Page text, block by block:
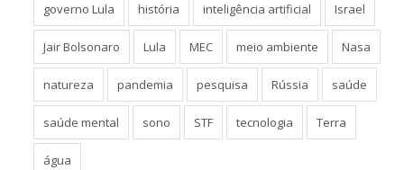
governo Lula história inteligência artificial Israel
Jair Bolsonaro Lula MEC meio ambiente Nasa
natureza pandemia pesquisa Rússia saúde
saúde mental sono STF tecnologia Terra
água